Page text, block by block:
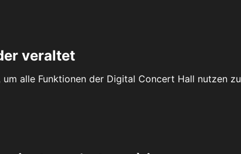
veraltet
alle Funktionen der Digital Concert Hall nutzen